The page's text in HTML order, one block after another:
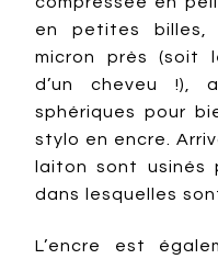
en petites billes,
micron près (soit
d’un cheveu !),
sphériques pour
stylo en encre.
laiton sont usinés
dans lesquelles
L’encre est